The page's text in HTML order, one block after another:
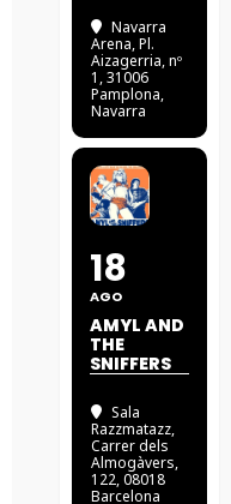
Navarra
Arena, Pl.
Aizagerria, nº
1, 31006
Pamplona,
Navarra
18
AGO
AMYL AND
THE
SNIFFERS
Sala
Razzmatazz,
Carrer dels
Almogàvers,
122, 08018
Barcelona